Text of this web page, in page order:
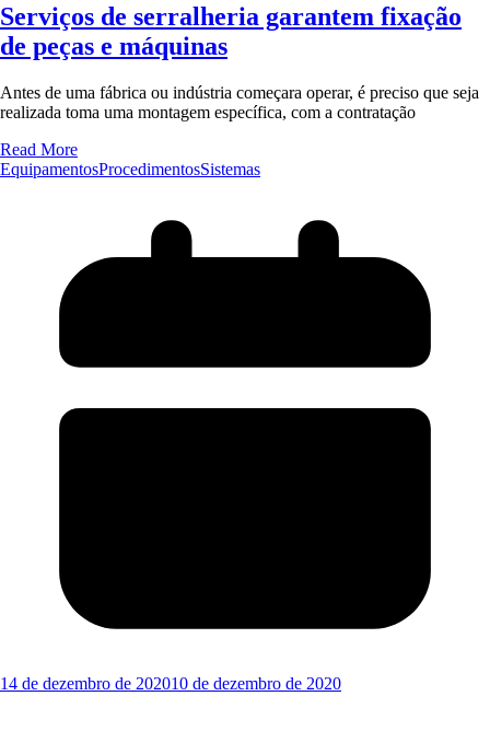
Serviços de serralheria garantem fixação
de peças e máquinas
Antes de uma fábrica ou indústria começara operar, é preciso que seja
realizada toma uma montagem específica, com a contratação
Read More
EquipamentosProcedimentosSistemas
14 de dezembro de 202010 de dezembro de 2020